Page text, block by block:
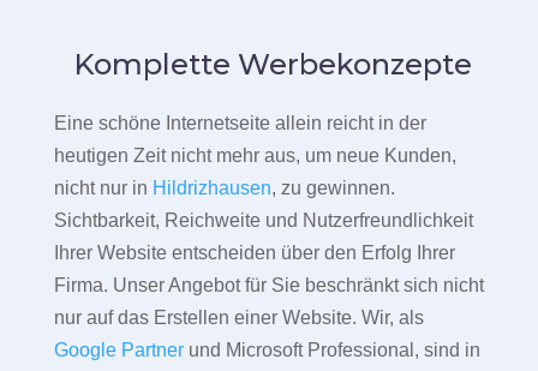
Komplette Werbekonzepte
Eine schöne Internetseite allein reicht in der
heutigen Zeit nicht mehr aus, um neue Kunden,
nicht nur in Hildrizhausen, zu gewinnen.
Sichtbarkeit, Reichweite und Nutzerfreundlichkeit
Ihrer Website entscheiden über den Erfolg Ihrer
Firma. Unser Angebot für Sie beschränkt sich nicht
nur auf das Erstellen einer Website. Wir, als
Google Partnerund Microsoft Professional, sind in